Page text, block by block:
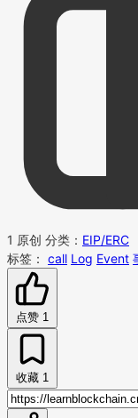
1 原创 分类： EIP/ERC
标签： call Log Event
点赞 1
收藏 1